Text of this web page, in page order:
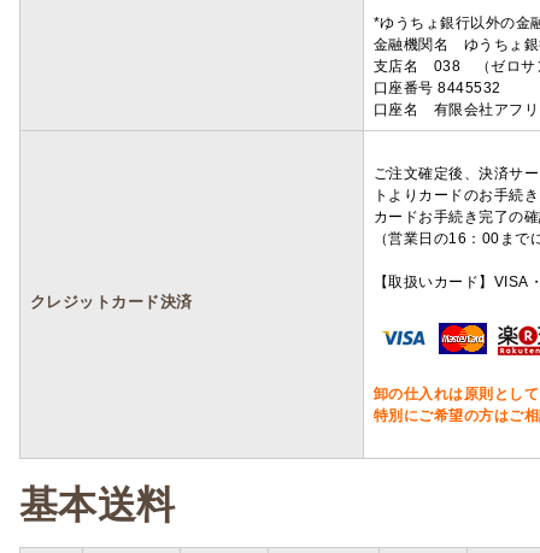
*ゆうちょ銀行以外の金
金融機関名 ゆうちょ
支店名 038 （ゼロサ
口座番号 8445532
口座名 有限会社アフ
クレジットカード決済
ご注文確定後、決済サ
トよりカードのお手続
カードお手続き完了の
（営業日の16：00ま
【取扱いカード】
卸の仕入れは原則とし
特別にご希望の方はご
基本送料